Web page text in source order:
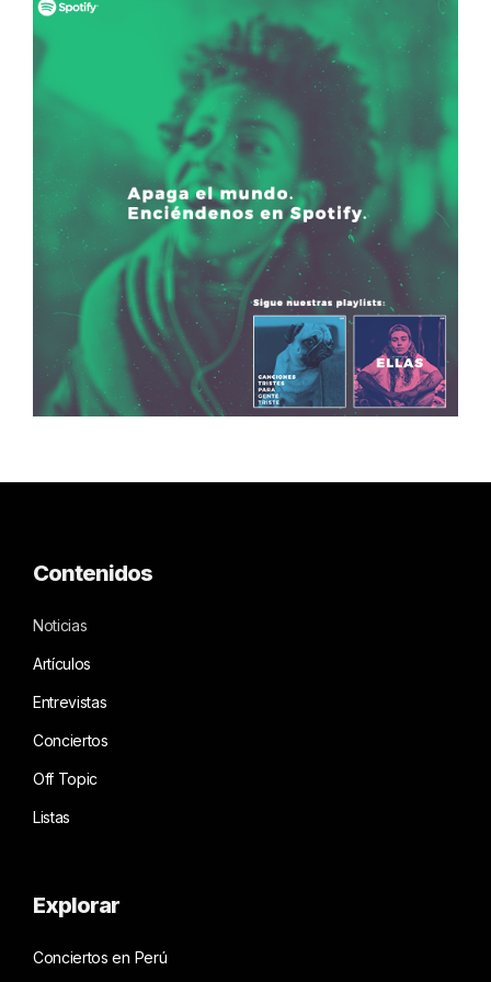
Contenidos
Noticias
Artículos
Entrevistas
Conciertos
Off Topic
Listas
Explorar
Conciertos en Perú